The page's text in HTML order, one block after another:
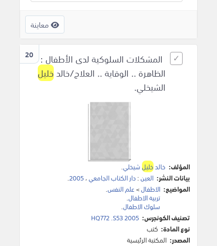
معاينة
20
المشكلات السلوكية لدى الأطفال :
الظاهرة .. الوقاية .. العلاج/خالدخليل
الشيخلي.
المؤلف: خالدخليلشيخلي.
بيانات النشر: العين:دار الكتاب الجامعي،2005
.
المواضيع: الاطفال>علم النفس.
تربية الاطفال.
سلوك الاطفال.
تصنيف الكونجرس: HQ772 .S53 2005
نوع المادة: كتب
المصدر: المكتبة الرئيسية